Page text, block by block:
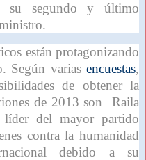
su segundo y último
están protagonizando
Según varias encuestas,
de obtener la
de 2013 son Raila
del mayor partido
contra la humanidad
debido a su